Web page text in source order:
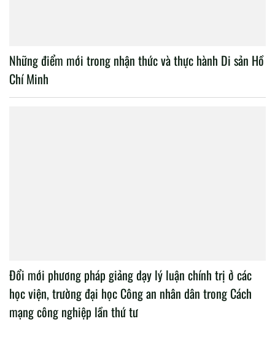
Những điểm mới trong nhận thức và thực hành Di sản Hồ
Chí Minh
Đổi mới phương pháp giảng dạy lý luận chính trị ở các
học viện, trường đại học Công an nhân dân trong Cách
mạng công nghiệp lần thứ tư